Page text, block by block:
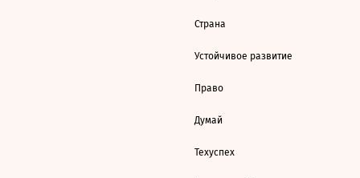
Страна
Устойчивое развитие
Право
Думай
Техуспех